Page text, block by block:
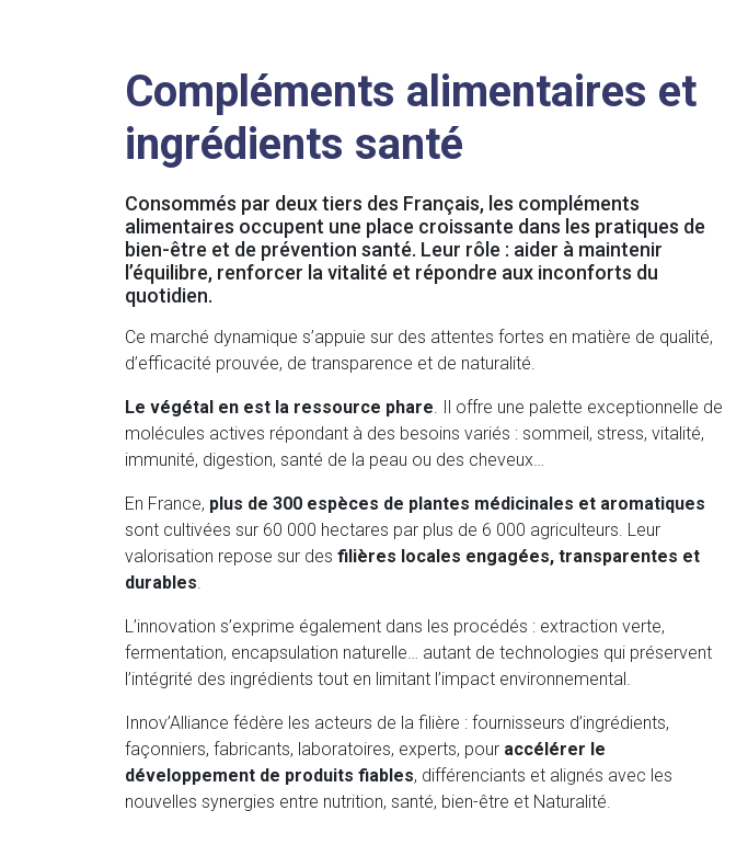
Compléments alimentaires et
ingrédients santé
Consommés par deux tiers des Français, les compléments
alimentaires occupent une place croissante dans les pratiques de
bien-être et de prévention santé. Leur rôle : aider à maintenir
l’équilibre, renforcer la vitalité et répondre aux inconforts du
quotidien.
Ce marché dynamique s’appuie sur des attentes fortes en matière de qualité,
d’efficacité prouvée, de transparence et de naturalité.
Le végétal en est la ressource phare . Il offre une palette exceptionnelle de
molécules actives répondant à des besoins variés : sommeil, stress, vitalité,
immunité, digestion, santé de la peau ou des cheveux…
En France, plus de 300 espèces de plantes médicinales et aromatiques
sont cultivées sur 60 000 hectares par plus de 6 000 agriculteurs. Leur
valorisation repose sur des filières locales engagées, transparentes et
durables
L’innovation s’exprime également dans les procédés : extraction verte,
fermentation, encapsulation naturelle… autant de technologies qui préservent
l’intégrité des ingrédients tout en limitant l’impact environnemental.
Innov’Alliance fédère les acteurs de la filière : fournisseurs d’ingrédients,
façonniers, fabricants, laboratoires, experts, pour accélérer le
développement de produits fiables, différenciants et alignés avec les
nouvelles synergies entre nutrition, santé, bien-être et Naturalité.